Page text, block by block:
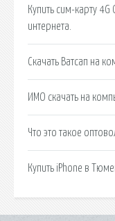
Купить сим-карту
интернета.
Скачать Ватсап на
ИМО скачать на
Что это такое
Купить iPhone в